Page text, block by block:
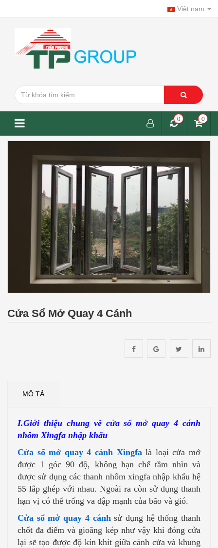
Viêt nam
0
0
Cửa Sổ Mở Quay 4 Cánh
MÔ TẢ
I.Giới thiệu chung về cửa sổ mở quay 4 cánh
nhôm Xingfa nhập khẩu
Cửa sổ mở quay 4 cánh Xingfalà loại cửa mở
được 1 góc 90 độ, không hạn chế tầm nhìn và
được sử dụng các thanh nhôm xingfa nhập khẩu hệ
55 lắp ghép với nhau. Ngoài ra còn sử dụng thanh
hạn vị có thể trống va đập mạnh của bão và gió.
Cửa sổ mở quay 4 cánhsử dụng hệ thống thanh
chốt đa điểm và gioăng kép như vậy khi đóng cửa
lại sẽ tạo được độ kín khít giữa cánh cửa và khung